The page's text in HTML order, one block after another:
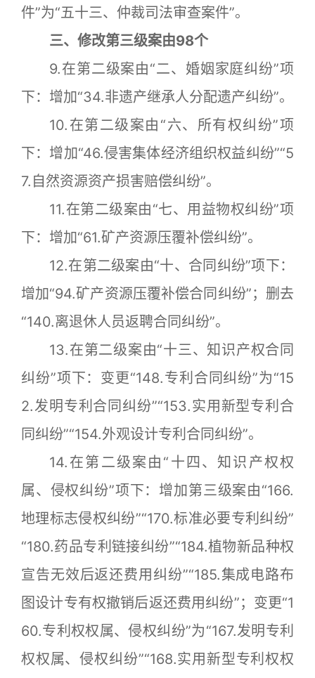
件”为“五十三、仲裁司法审查案件”。
三、修改第三级案由98个
9.在第二级案由“二、婚姻家庭纠纷”项
下：增加“34.非遗产继承人分配遗产纠纷”。
10.在第二级案由“六、所有权纠纷”项
下：增加“46.侵害集体经济组织权益纠纷”“5
7.自然资源资产损害赔偿纠纷”。
11.在第二级案由“七、用益物权纠纷”项
下：增加“61.矿产资源压覆补偿纠纷”。
12.在第二级案由“十、合同纠纷”项下：
增加“94.矿产资源压覆补偿合同纠纷”；删去
“140.离退休人员返聘合同纠纷”。
13.在第二级案由“十三、知识产权合同
纠纷”项下：变更“148.专利合同纠纷”为“15
2.发明专利合同纠纷”“153.实用新型专利合
同纠纷”“154.外观设计专利合同纠纷”。
14.在第二级案由“十四、知识产权权
属、侵权纠纷”项下：增加第三级案由“166.
地理标志侵权纠纷”“170.标准必要专利纠纷”
“180.药品专利链接纠纷”“184.植物新品种权
宣告无效后返还费用纠纷”“185.集成电路布
图设计专有权撤销后返还费用纠纷”；变更“1
60.专利权权属、侵权纠纷”为“167.发明专利
权权属、侵权纠纷”“168.实用新型专利权权